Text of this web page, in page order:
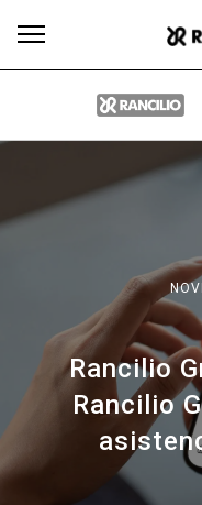
Rancilio
Rancilio
Todos
Our brands
Group